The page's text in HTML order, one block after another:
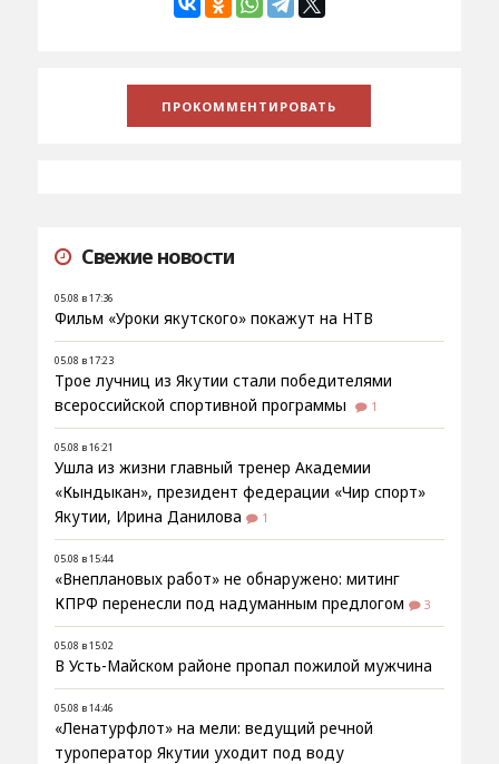
Свежие новости
05.08 в 17:36
Фильм «Уроки якутского» покажут на НТВ
05.08 в 17:23
Трое лучниц из Якутии стали победителями
всероссийской спортивной программы
1
05.08 в 16:21
Ушла из жизни главный тренер Академии
«Кындыкан», президент федерации «Чир спорт»
Якутии, Ирина Данилова
1
05.08 в 15:44
«Внеплановых работ» не обнаружено: митинг
КПРФ перенесли под надуманным предлогом
3
05.08 в 15:02
В Усть-Майском районе пропал пожилой мужчина
05.08 в 14:46
«Ленатурфлот» на мели: ведущий речной
туроператор Якутии уходит под воду